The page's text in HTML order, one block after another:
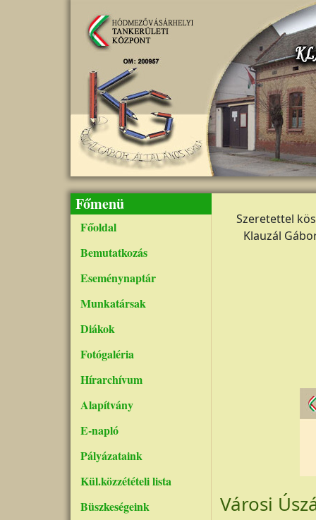
Főmenü
Főoldal
Bemutatkozás
Eseménynaptár
Munkatársak
Diákok
Fotógaléria
Hírarchívum
Alapítvány
E-napló
Pályázataink
Kül.közzétételi lista
Büszkeségeink
Szeretettel
Klauzál
Városi